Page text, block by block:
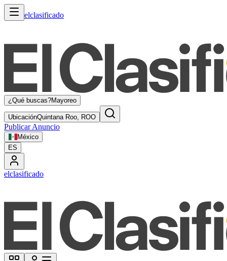
elclasificado
¿Qué buscas?Mayoreo
UbicaciónQuintana Roo, ROO
Publicar Anuncio
México
ES
elclasificado